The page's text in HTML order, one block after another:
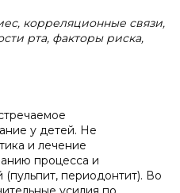
корреляционные связи,
рта, факторы риска,
у детей. Не
и лечение
процесса и
периодонтит). Во